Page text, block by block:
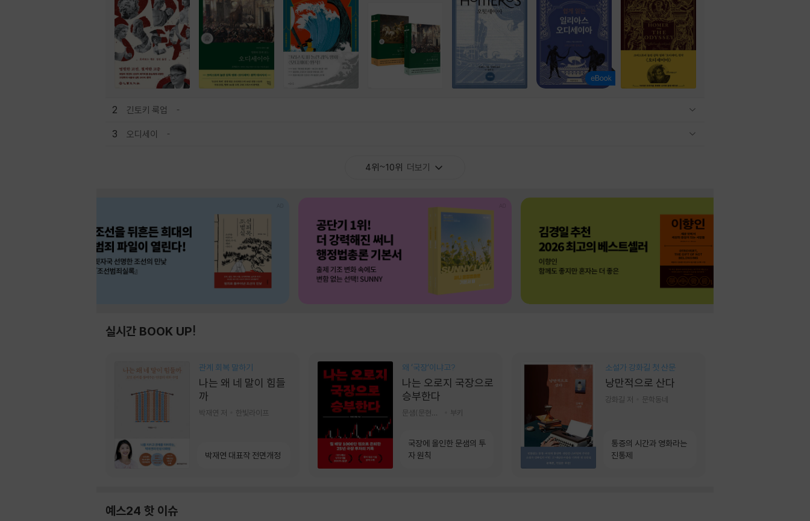
2 긴토키 룩업
3 오디세이
4위~10위 더보기
실시간 BOOK UP!
관계 회복 말하기
나는 왜 네 말이 힘들
까
박재연 저 한빛라이프
박재연 대표작 전면개정
왜 ‘국장‘이냐고?
나는 오로지 국장으로
승부한다
부키
국장에 올인한 문샘의 투
자 원칙
소설가 강화길 첫 산문
낭만적으로 산다
강화길 저 문학동네
통증의 시간과 영화라는
진통제
예스24 핫 이슈